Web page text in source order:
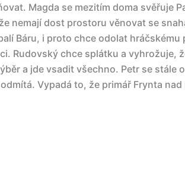
Magda se mezitím doma svěřuje
nemají dost prostoru věnovat se
Báru, i proto chce odolat hráčskému
Rudovský chce splátku a vyhrožuje,
a jde vsadit všechno. Petr se stále
Vypadá to, že primář Frynta nad